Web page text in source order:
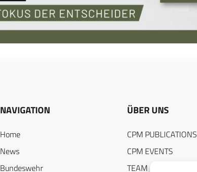
NAVIGATION
Home
News
Bundeswehr
ÜBER UNS
CPM PUBLICATIONS
CPM EVENTS
TEAM